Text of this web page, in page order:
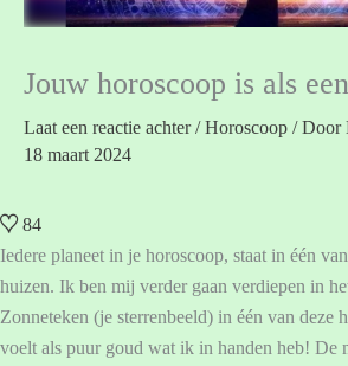
Jouw horoscoop is als
Laat een reactie achter /Horoscoop / Door
18 maart 2024
84
Iedere planeet in je horoscoop, staat in één
huizen. Ik ben mij verder gaan verdiepen in
Zonneteken (je sterrenbeeld) in één van deze
voelt als puur goud wat ik in handen heb! De